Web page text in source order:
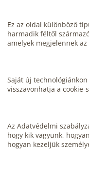
Ez az oldal különböző
harmadik féltől
amelyek megjelennek
Saját új
visszavonhatja a
Az Adatvédelmi
hogy kik vagyunk,
hogyan kezeljük